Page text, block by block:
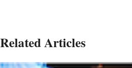
Related Articles